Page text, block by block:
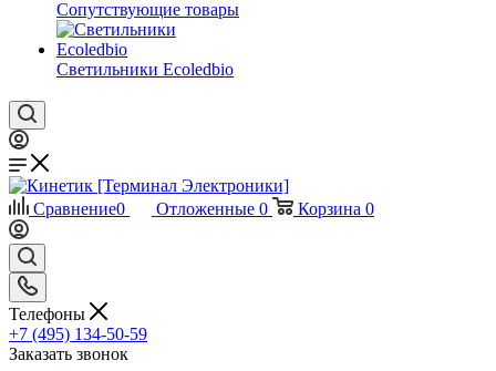
Сопутствующие товары
Светильники Ecoledbio
Сравнение0 Отложенные 0 Корзина 0
Телефоны
+7 (495) 134-50-59
Заказать звонок